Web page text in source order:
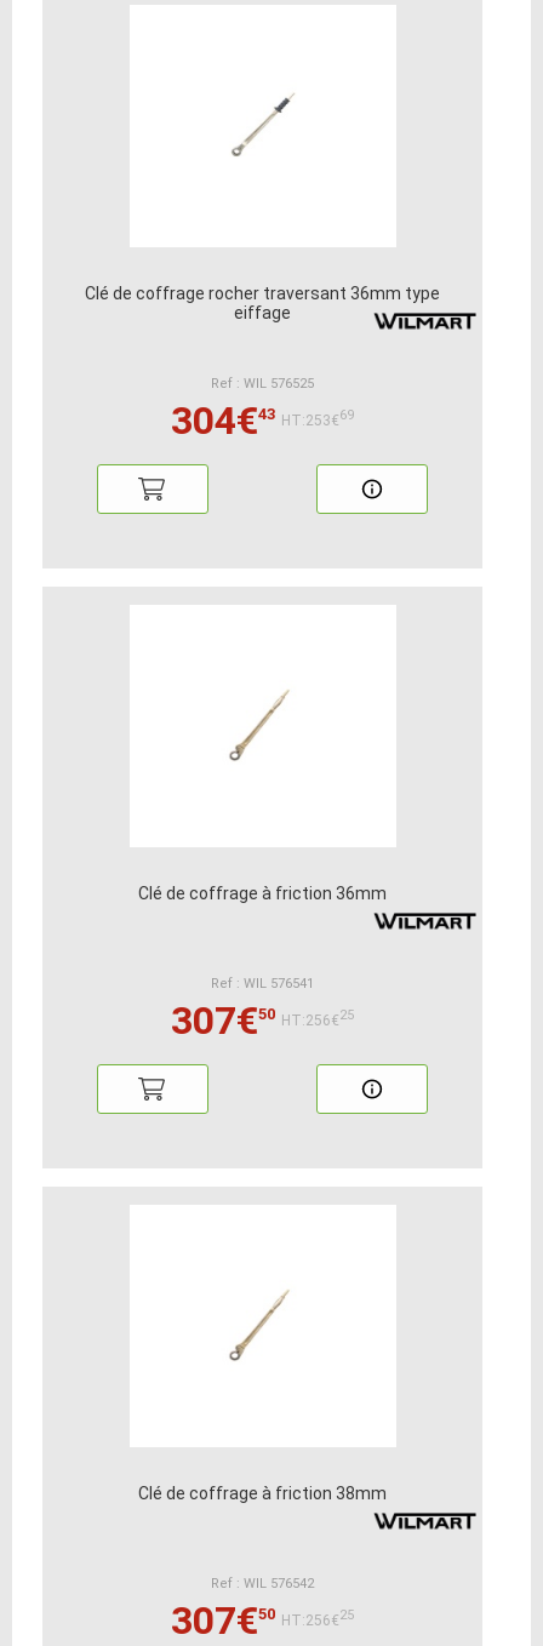
Clé de coffrage rocher traversant 36mm type
eiffage
Ref : WIL 576525
304€43 HT:253€69
Clé de coffrage à friction 36mm
Ref : WIL 576541
307€50 HT:256€25
Clé de coffrage à friction 38mm
Ref : WIL 576542
307€50 HT:256€25